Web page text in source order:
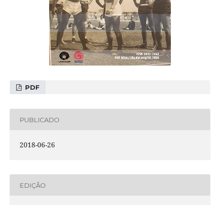
PDF
PUBLICADO
2018-06-26
EDIÇÃO